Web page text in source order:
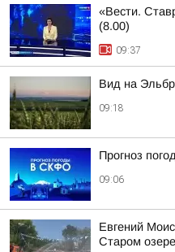
«Вести.
(8.00)
09:37
Вид на
09:18
Прогноз
09:06
Евгений
Старом